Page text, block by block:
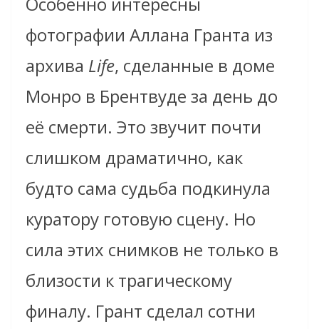
фотографии Аллана Гранта из
архива Life, сделанные в доме
Монро в Брентвуде за день до
её смерти. Это звучит почти
слишком драматично, как
будто сама судьба подкинула
куратору готовую сцену. Но
сила этих снимков не только в
близости к трагическому
финалу. Грант сделал сотни